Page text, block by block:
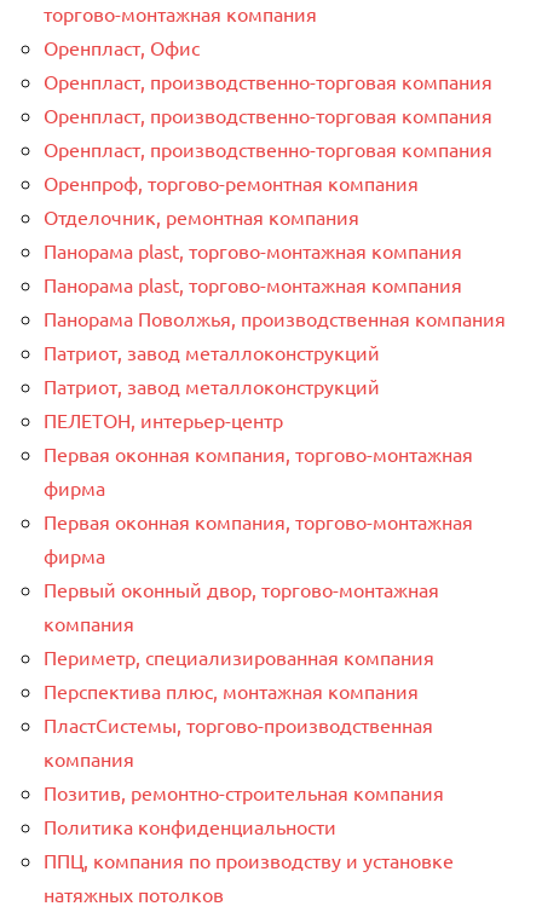
торгово-монтажная компания
Оренпласт, Офис
Оренпласт, производственно-торговая компания
Оренпласт, производственно-торговая компания
Оренпласт, производственно-торговая компания
Оренпроф, торгово-ремонтная компания
Отделочник, ремонтная компания
Панорама plast, торгово-монтажная компания
Панорама plast, торгово-монтажная компания
Панорама Поволжья, производственная компания
Патриот, завод металлоконструкций
Патриот, завод металлоконструкций
ПЕЛЕТОН, интерьер-центр
Первая оконная компания, торгово-монтажная
фирма
Первая оконная компания, торгово-монтажная
фирма
Первый оконный двор, торгово-монтажная
компания
Периметр, специализированная компания
Перспектива плюс, монтажная компания
ПластСистемы, торгово-производственная
компания
Позитив, ремонтно-строительная компания
Политика конфиденциальности
ППЦ, компания по производству и установке
натяжных потолков